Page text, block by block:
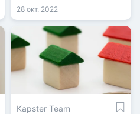
ответил на вопрос о
завершении ипотечной
программы 7-20-25.
28 окт. 2022
Kapster Team